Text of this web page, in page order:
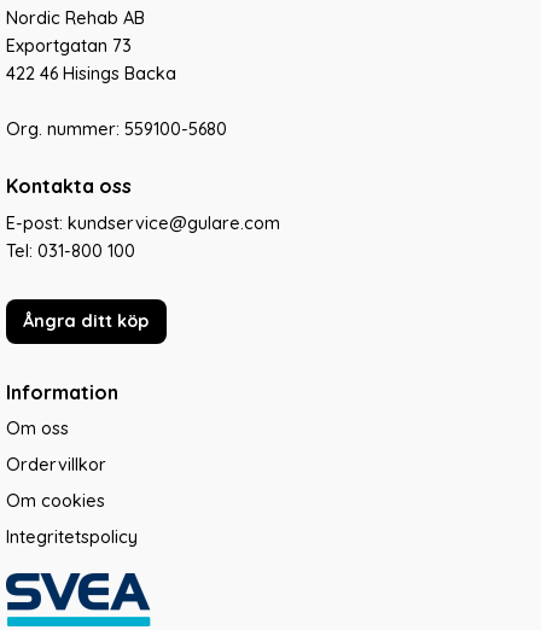
Nordic Rehab AB
Exportgatan 73
422 46 Hisings Backa
Org. nummer: 559100-5680
Kontakta oss
E-post: kundservice@gulare.com
Tel: 031-800 100
Ångra ditt köp
Information
Om oss
Ordervillkor
Om cookies
Integritetspolicy